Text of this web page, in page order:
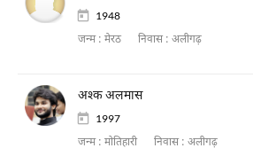
1948
जन्म : मेरठ निवास : अलीगढ़
अश्क अलमास
1997
जन्म : मोतिहारी निवास : अलीगढ़